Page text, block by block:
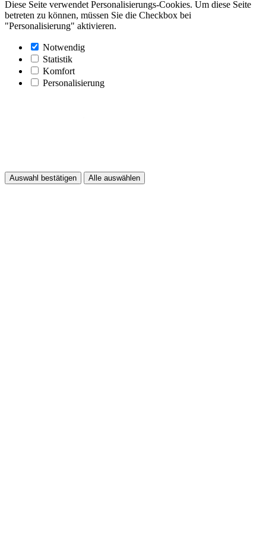
Diese Seite verwendet Personalisierungs-Cookies. Um diese Seite
betreten zu können, müssen Sie die Checkbox bei
"Personalisierung" aktivieren.
Notwendig
Statistik
Komfort
Personalisierung
Auswahl bestätigen Alle auswählen